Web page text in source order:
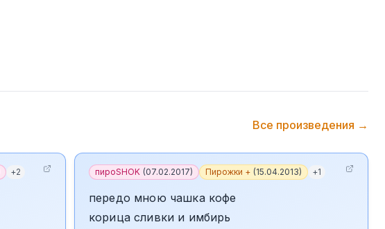
Все произведения →
+2 пироSHOK (07.02.2017) Пирожки + (15.04.2013) +1
передо мною чашка кофе
корица сливки и имбирь